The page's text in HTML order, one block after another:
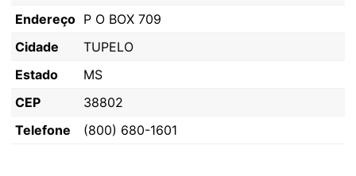
Endereço P O BOX 709
Cidade
TUPELO
Estado
MS
CEP
38802
Telefone
(800) 680-1601